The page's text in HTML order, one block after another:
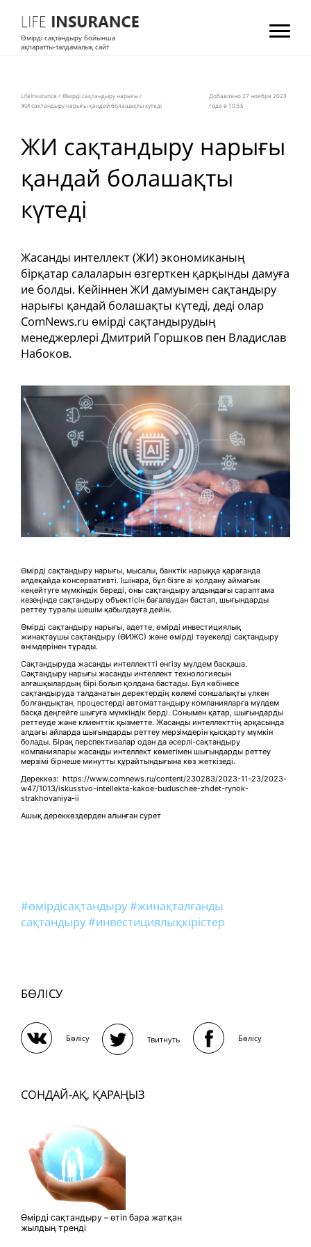
Өмірді сақтандыру бойынша
ақпаратты-талдамалық сайт
LifeInsurance / Өмірді сақтандыру нарығы/
ЖИ сақтандыру нарығы қандай болашақты күтеді
Добавлено 27 ноября 2023
года в 10:55
ЖИ сақтандыру нарығы
қандай болашақты
күтеді
Жасанды интеллект (ЖИ) экономиканың
бірқатар салаларын өзгерткен қарқынды дамуға
ие болды. Кейіннен ЖИ дамуымен сақтандыру
нарығы қандай болашақты күтеді, деді олар
ComNews.ru өмірді сақтандырудың
менеджерлері Дмитрий Горшков пен Владислав
Набоков.
Өмірді сақтандыру нарығы, мысалы, банктік нарыққа қарағанда
әлдеқайда консервативті. Ішінара, бұл бізге ai қолдану аймағын
кеңейтуге мүмкіндік береді, оны сақтандыру алдындағы сараптама
кезеңінде сақтандыру объектісін бағалаудан бастап, шығындарды
реттеу туралы шешім қабылдауға дейін.
Өмірді сақтандыру нарығы, әдетте, өмірді инвестициялық
жинақтаушы сақтандыру (ӨИЖС) және өмірді тәуекелді сақтандыру
өнімдерінен тұрады.
Сақтандыруда жасанды интеллектті енгізу мүлдем басқаша.
Сақтандыру нарығы жасанды интеллект технологиясын
алғашқылардың бірі болып қолдана бастады. Бұл көбінесе
сақтандыруда талданатын деректердің көлемі соншалықты үлкен
болғандықтан, процестерді автоматтандыру компанияларға мүлдем
басқа деңгейге шығуға мүмкіндік берді. Сонымен қатар, шығындарды
реттеуде және клиенттік қызметте. Жасанды интеллекттің арқасында
алдағы айларда шығындарды реттеу мерзімдерін қысқарту мүмкін
болады. Бірақ перспективалар одан да әсерлі-сақтандыру
компаниялары жасанды интеллект көмегімен шығындарды реттеу
мерзімі бірнеше минутты құрайтындығына көз жеткізеді.
Дереккөз: https://www.comnews.ru/content/230283/2023-11-23/2023-
w47/1013/iskusstvo-intellekta-kakoe-buduschee-zhdet-rynok-
strakhovaniya-ii
Ашық дереккөздерден алынған сурет
#өмірдісақтандыру#жинақталғанды
сақтандыру#инвестициялықкірістер
БӨЛІСУ
Бөлісу Твитнуть Бөлісу
СОНДАЙ-АҚ, ҚАРАҢЫЗ
Өмірді сақтандыру – өтіп бара жатқан
жылдың тренді